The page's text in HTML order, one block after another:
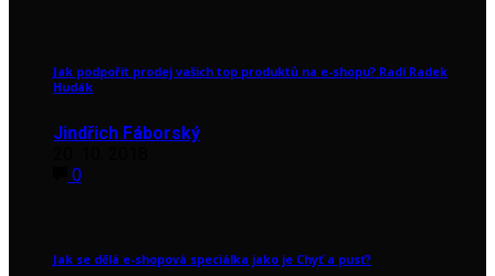
Jak podpořit prodej vašich top produktů na e-shopu? Radí Radek
Hudák
Jindřich Fáborský
0
Jak se dělá e-shopová speciálka jako je Chyť a pusť?